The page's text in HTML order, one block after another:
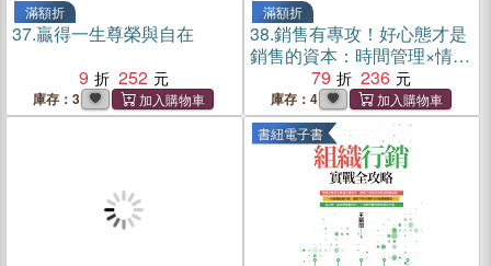
滿額折
37.贏得一生尊榮與自在
9
252
庫存：3
滿額折
38.銷售有專攻！好心態才是
銷售的資本：時間管理×情緒
續航×顧客洞察……打破銷售
焦慮循環，提升你的信任空
間，成為顧客真正願意再見
的人
79 236
庫存：4
書紐電子書